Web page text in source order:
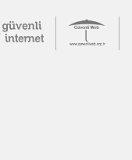
Merkezi
Güvende (yeni
Güvenli